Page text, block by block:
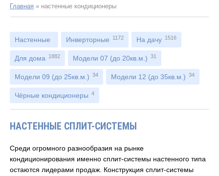
Главная » настенные кондиционеры
Настенные Инверторные 1172 На дачу 1516
Для дома 1882 Модели 07 (до 20кв.м.) 31
Модели 09 (до 25кв.м.) 34 Модели 12 (до 35кв.м.) 34
Чёрные кондиционеры 4
НАСТЕННЫЕ СПЛИТ-СИСТЕМЫ
Среди огромного разнообразия на рынке
кондиционирования именно сплит-системы настенного типа
остаются лидерами продаж. Конструкция сплит-системы